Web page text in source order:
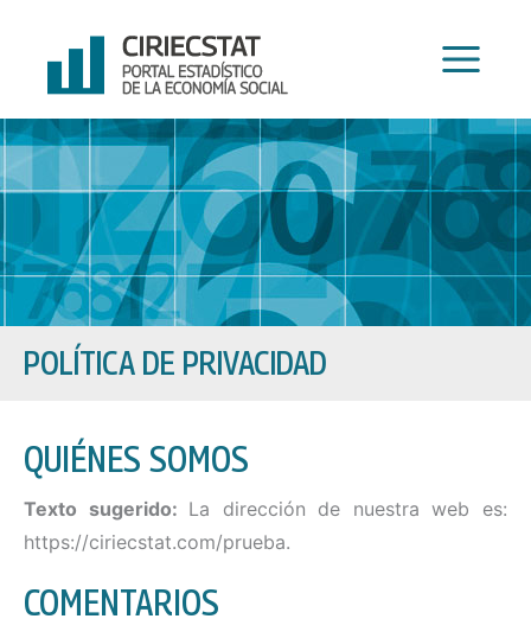
contenido
POLÍTICA DE PRIVACIDAD
QUIÉNES SOMOS
Texto sugerido: La dirección de nuestra web es:
https://ciriecstat.com/prueba.
COMENTARIOS